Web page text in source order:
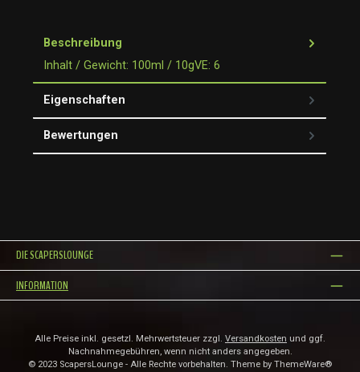
Beschreibung
Inhalt / Gewicht: 100ml / 10gVE: 6
Eigenschaften
Bewertungen
DIE SCAPERSLOUNGE
INFORMATION
Alle Preise inkl. gesetzl. Mehrwertsteuer zzgl. Versandkosten und ggf.
Nachnahmegebühren, wenn nicht anders angegeben.
© 2023 ScapersLounge - Alle Rechte vorbehalten. Theme by ThemeWare®